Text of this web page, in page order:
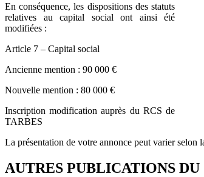
En conséquence, les dispositions des statuts
relatives au capital social ont ainsi été
modifiées :
Article 7 – Capital social
Ancienne mention : 90 000 €
Nouvelle mention : 80 000 €
Inscription modification auprès du RCS de
TARBES
La présentation de votre annonce peut varier selon
AUTRES PUBLICATIONS